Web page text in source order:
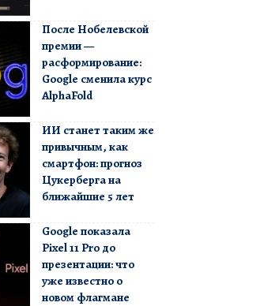
После Нобелевской
премии —
расформирование:
Google сменила курс
AlphaFold
ИИ станет таким же
привычным, как
смартфон: прогноз
Цукерберга на
ближайшие 5 лет
Google показала
Pixel 11 Pro до
презентации: что
уже известно о
новом флагмане